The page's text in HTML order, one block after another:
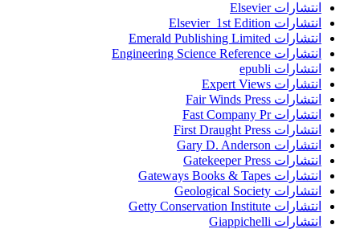
انتشارات Elsevier
انتشارات Elsevier 1st Edition
انتشارات Emerald Publishing Limited
انتشارات Engineering Science Reference
انتشارات epubli
انتشارات Expert Views
انتشارات Fair Winds Press
انتشارات Fast Company Pr
انتشارات First Draught Press
انتشارات Gary D. Anderson
انتشارات Gatekeeper Press
انتشارات Gateways Books & Tapes
انتشارات Geological Society
انتشارات Getty Conservation Institute
انتشارات Giappichelli